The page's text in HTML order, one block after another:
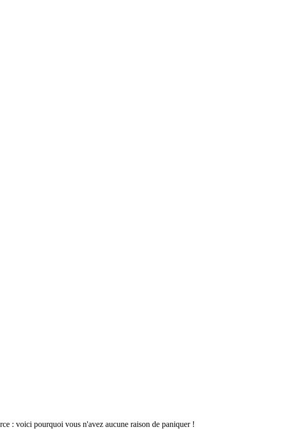
: voici pourquoi vous n'avez aucune raison de paniquer !